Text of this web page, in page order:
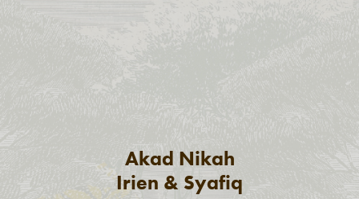
Akad Nikah
Irien & Syafiq​​​​​​​